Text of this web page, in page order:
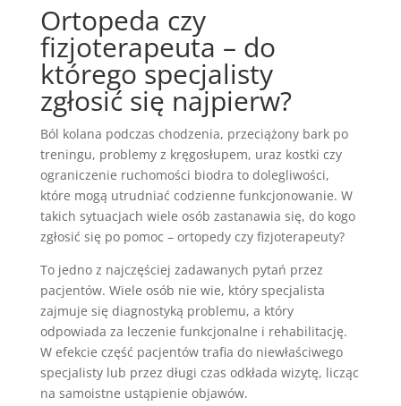
Ortopeda czy
fizjoterapeuta – do
którego specjalisty
zgłosić się najpierw?
Ból kolana podczas chodzenia, przeciążony bark po
treningu, problemy z kręgosłupem, uraz kostki czy
ograniczenie ruchomości biodra to dolegliwości,
które mogą utrudniać codzienne funkcjonowanie. W
takich sytuacjach wiele osób zastanawia się, do kogo
zgłosić się po pomoc – ortopedy czy fizjoterapeuty?
To jedno z najczęściej zadawanych pytań przez
pacjentów. Wiele osób nie wie, który specjalista
zajmuje się diagnostyką problemu, a który
odpowiada za leczenie funkcjonalne i rehabilitację.
W efekcie część pacjentów trafia do niewłaściwego
specjalisty lub przez długi czas odkłada wizytę, licząc
na samoistne ustąpienie objawów.